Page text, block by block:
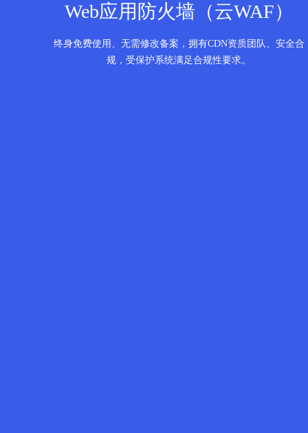
Web应用防火墙（云WAF）
终身免费使用、无需修改备案，拥有CDN资质团队、安全合
规，受保护系统满足合规性要求。